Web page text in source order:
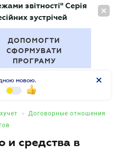
RU
звітності" Серія
зустрічей
ДОПОМОГТИ
СФОРМУВАТИ
ПРОГРАМУ
мовою.
• Договорные отношения
и средства в